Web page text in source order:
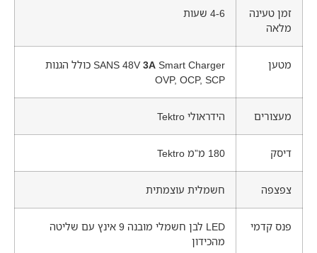
זמן טעינה
מלאה
4-6 שעות
מטען SANS 48V 3A
Smart Charger כולל הגנות
OVP, OCP, SCP
מעצורים הידראולי Tektro
דיסק 180 מ”מ Tektro
צפצפה חשמלית עוצמתית
פנס קדמי
LED לבן חשמלי מובנה 9 אינץ עם שליטה
מהכידון